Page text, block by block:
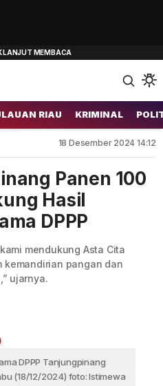
RIAU KRIMINAL
18 Desember 2024 14:12
Panen 100
Hasil
DPPP
mendukung Asta Cita
kemandirian pangan dan
ujarnya.
DPPP Tanjungpinang
(18/12/2024) foto: Istimewa